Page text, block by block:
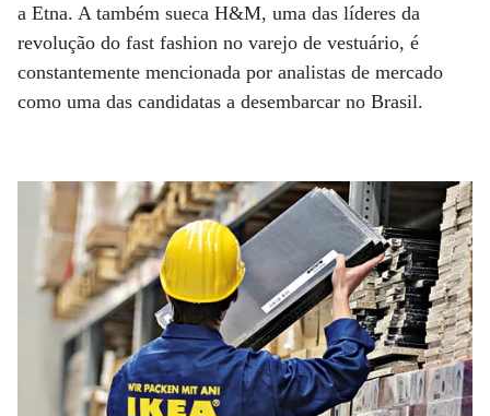
a Etna. A também sueca H&M, uma das líderes da
revolução do fast fashion no varejo de vestuário, é
constantemente mencionada por analistas de mercado
como uma das candidatas a desembarcar no Brasil.